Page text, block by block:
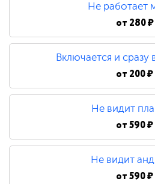
Не работает
от 280 ₽
Включается и сразу
от 200 ₽
Не видит
от590 ₽
Не видит
от590 ₽